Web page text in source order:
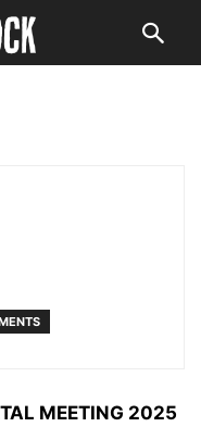
MEETING 2025